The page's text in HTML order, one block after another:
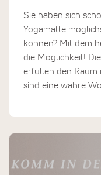
Sie haben sich
Yogamatte
können? Mit dem
die Möglichkeit!
erfüllen den Raum
sind eine wahre